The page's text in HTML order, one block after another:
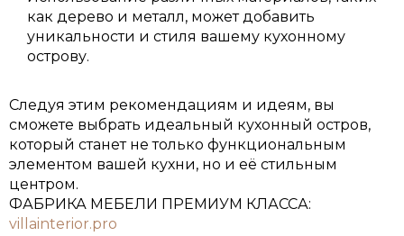
как дерево и металл, может добавить
уникальности и стиля вашему кухонному
острову.
Следуя этим рекомендациям и идеям, вы
сможете выбрать идеальный кухонный остров,
который станет не только функциональным
элементом вашей кухни, но и её стильным
центром.
ФАБРИКА МЕБЕЛИ ПРЕМИУМ КЛАССА:
villainterior.pro